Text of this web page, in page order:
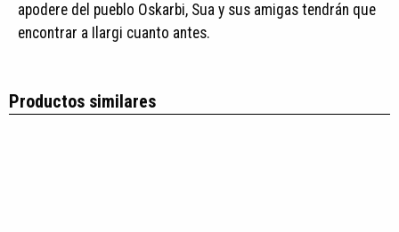
apodere del pueblo Oskarbi, Sua y sus amigas tendrán que
encontrar a Ilargi cuanto antes.
Productos similares